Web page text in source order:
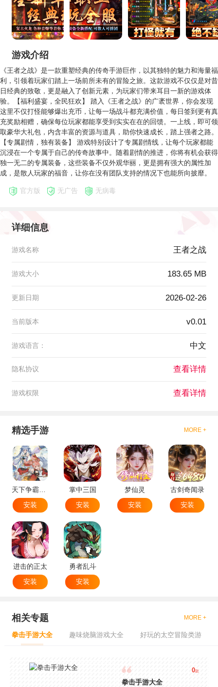
游戏介绍
《王者之战》是一款重塑经典的传奇手游巨作，以其独特的魅力和海量福
利，引领着玩家们踏上一场前所未有的冒险之旅。这款游戏不仅仅是对昔
日经典的致敬，更是融入了创新元素，为玩家们带来耳目一新的游戏体
验。【福利盛宴，全民狂欢】 踏入《王者之战》的广袤世界，你会发现
这里不仅打怪能够爆出充币，让每一场战斗都充满价值，每日签到更有真
充奖励相赠，确保每位玩家都能享受到实实在在的回馈。一上线，即可领
取豪华大礼包，内含丰富的资源与道具，助你快速成长，踏上强者之路。
【专属剧情，独有装备】 游戏特别设计了专属剧情线，让每个玩家都能
沉浸在一个专属于自己的传奇故事中。随着剧情的推进，你将有机会获得
独一无二的专属装备，这些装备不仅外观华丽，更是拥有强大的属性加
成，是散人玩家的福音，让你在没有团队支持的情况下也能所向披靡。
官方版 无广告 无病毒
详细信息
游戏名称 王者之战
游戏大小 183.65 MB
更新日期 2026-02-26
当前版本 v0.01
游戏语言： 中文
隐私协议 查看详情
游戏权限 查看详情
精选手游 MORE +
天下争霸三国志
安装
掌中三国
安装
梦仙灵
安装
古剑奇闻录
安装
进击的正太
安装
勇者乱斗
安装
相关专题 MORE +
拳击手游大全 趣味烧脑游戏大全 好玩的太空冒险类游
0款
拳击手游大全